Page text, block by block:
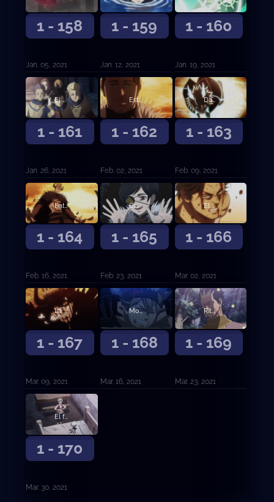
1 - 158
Jan. 05, 2021
1 - 159
Jan. 12, 2021
1 - 160
Jan. 19, 2021
1 - 161
El poder de Zenon
Jan. 26, 2021
1 - 162
Estalla una gran batalla
Feb. 02, 2021
1 - 163
Dante contra el capitán de los Toros Negros
Feb. 09, 2021
1 - 164
Batalla en el Reino del Corazón
Feb. 16, 2021
1 - 165
Cruzada de agua
Feb. 23, 2021
1 - 166
El capitán Yami Sukehiro
Mar. 02, 2021
1 - 167
La promesa negra
Mar. 09, 2021
1 - 168
Movimientos superiores
Mar. 16, 2021
1 - 169
Ritual de obediencia
Mar. 23, 2021
1 - 170
El futuro distante
Mar. 30, 2021